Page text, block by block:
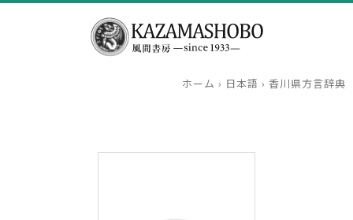
ホーム › 日本語 › 香川県方言辞典